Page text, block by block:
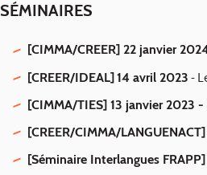
SÉMINAIRES
[CIMMA/CREER] 22 janvier
[CREER/IDEAL]14 avril 2023 -
[CIMMA/TIES] 13 janvier 2023 -
[CREER/CIMMA/LANGUENACT]
[Séminaire Interlangues FRAPP]